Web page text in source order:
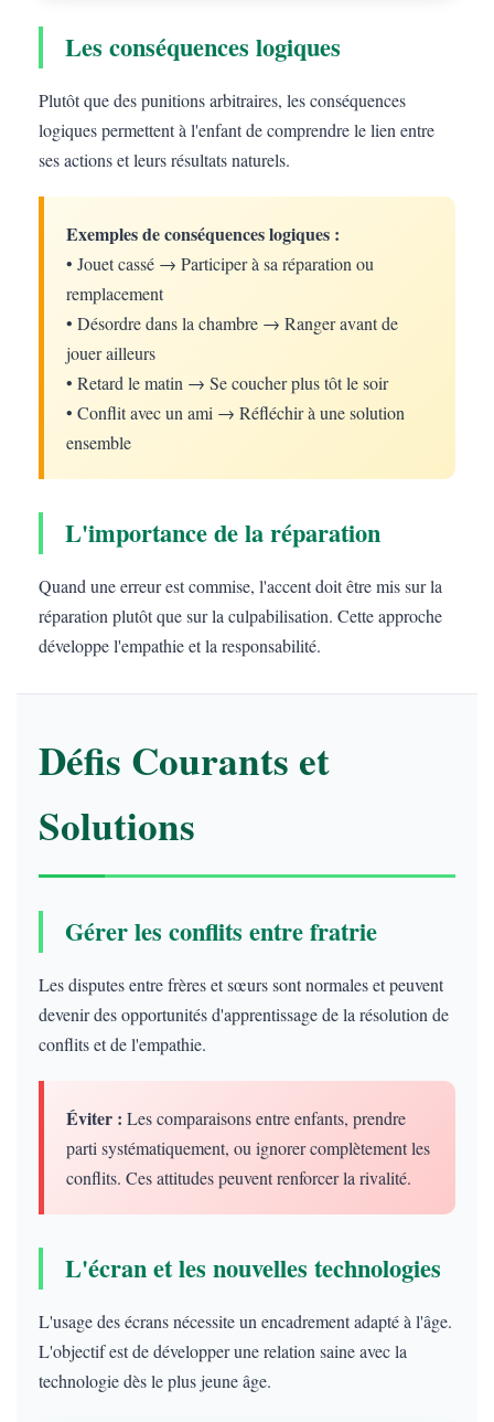
Les conséquences logiques
Plutôt que des punitions arbitraires, les conséquences
logiques permettent à l'enfant de comprendre le lien entre
ses actions et leurs résultats naturels.
Exemples de conséquences logiques :
• Jouet cassé → Participer à sa réparation ou
remplacement
• Désordre dans la chambre → Ranger avant de
jouer ailleurs
• Retard le matin → Se coucher plus tôt le soir
• Conflit avec un ami → Réfléchir à une solution
ensemble
L'importance de la réparation
Quand une erreur est commise, l'accent doit être mis sur la
réparation plutôt que sur la culpabilisation. Cette approche
développe l'empathie et la responsabilité.
Défis Courants et
Solutions
Gérer les conflits entre fratrie
Les disputes entre frères et sœurs sont normales et peuvent
devenir des opportunités d'apprentissage de la résolution de
conflits et de l'empathie.
Éviter : Les comparaisons entre enfants, prendre
parti systématiquement, ou ignorer complètement les
conflits. Ces attitudes peuvent renforcer la rivalité.
L'écran et les nouvelles technologies
L'usage des écrans nécessite un encadrement adapté à l'âge.
L'objectif est de développer une relation saine avec la
technologie dès le plus jeune âge.